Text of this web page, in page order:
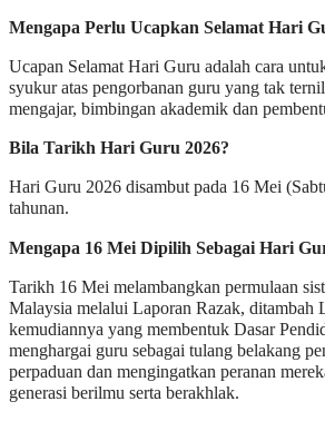
Mengapa Perlu Ucapkan Selamat Hari
Ucapan Selamat Hari Guru adalah cara
syukur atas pengorbanan guru yang tak
mengajar, bimbingan akademik dan
Bila Tarikh Hari Guru 2026?
Hari Guru 2026 disambut pada 16 Mei
tahunan.
Mengapa 16 Mei Dipilih Sebagai Hari
Tarikh 16 Mei melambangkan permulaan
Malaysia melalui Laporan Razak, ditambah
kemudiannya yang membentuk Dasar
menghargai guru sebagai tulang belakang
perpaduan dan mengingatkan peranan
generasi berilmu serta berakhlak.